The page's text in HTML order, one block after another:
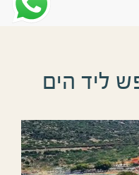
ליד הים